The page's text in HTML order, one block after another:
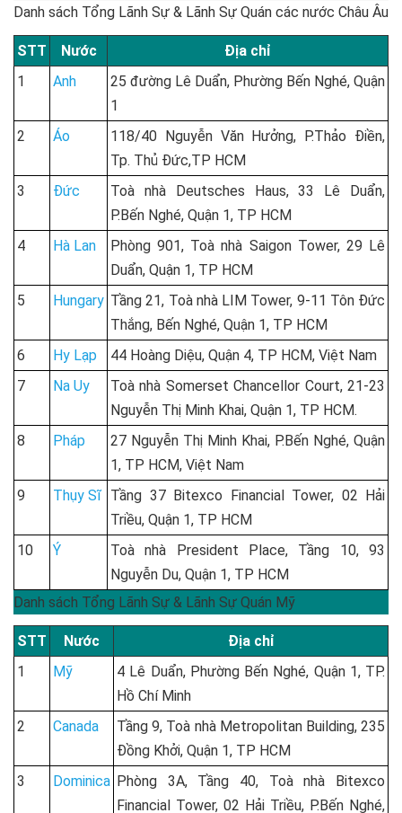
Danh sách Tổng Lãnh Sự & Lãnh Sự Quán các nước Châu Âu
STT Nước
Địa chỉ
1
Anh
25 đường Lê Duẩn, Phường Bến Nghé, Quận
1
2
Áo
118/40 Nguyễn Văn Hưởng, P.Thảo Điền,
Tp. Thủ Đức,TP HCM
3
Đức
Toà nhà Deutsches Haus, 33 Lê Duẩn,
P.Bến Nghé, Quận 1, TP HCM
4
Hà Lan
Phòng 901, Toà nhà Saigon Tower, 29 Lê
Duẩn, Quận 1, TP HCM
5
Hungary Tầng 21, Toà nhà LIM Tower, 9-11 Tôn Đức
Thắng, Bến Nghé, Quận 1, TP HCM
6
Hy Lạp
44 Hoàng Diệu, Quận 4, TP HCM, Việt Nam
7
Na Uy
Toà nhà Somerset Chancellor Court, 21-23
Nguyễn Thị Minh Khai, Quận 1, TP HCM.
8
Pháp
27 Nguyễn Thị Minh Khai, P.Bến Nghé, Quận
1, TP HCM, Việt Nam
9
Thụy Sĩ Tầng 37 Bitexco Financial Tower, 02 Hải
Triều, Quận 1, TP HCM
10
Ý
Toà nhà President Place, Tầng 10, 93
Nguyễn Du, Quận 1, TP HCM
Danh sách Tổng Lãnh Sự & Lãnh Sự Quán Mỹ
STT Nước
Địa chỉ
1
Mỹ
4 Lê Duẩn, Phường Bến Nghé, Quận 1, TP.
Hồ Chí Minh
2
Canada
Tầng 9, Toà nhà Metropolitan Building, 235
Đồng Khởi, Quận 1, TP HCM
3
Dominica Phòng 3A, Tầng 40, Toà nhà Bitexco
Financial Tower, 02 Hải Triều, P.Bến Nghé,